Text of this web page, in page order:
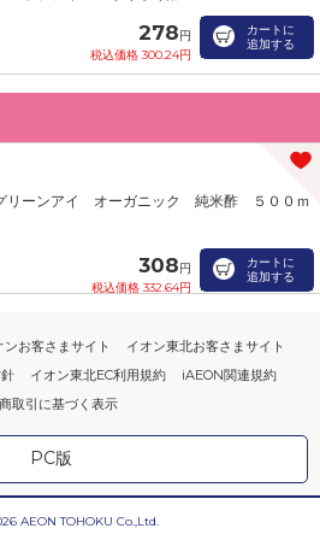
278円
税込価格 300.24円
カートに
追加する
リーンアイ オーガニック 純米酢 ５００ｍ
308円
税込価格 332.64円
カートに
追加する
ンお客さまサイト
イオン東北お客さまサイト
イオン東北EC利用規約
iAEON関連規約
取引に基づく表示
PC版
AEON TOHOKU Co.,Ltd.